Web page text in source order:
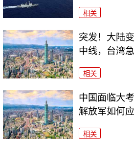
相关
突发！大陆
中线，台湾
相关
中国面临大
解放军如何
相关